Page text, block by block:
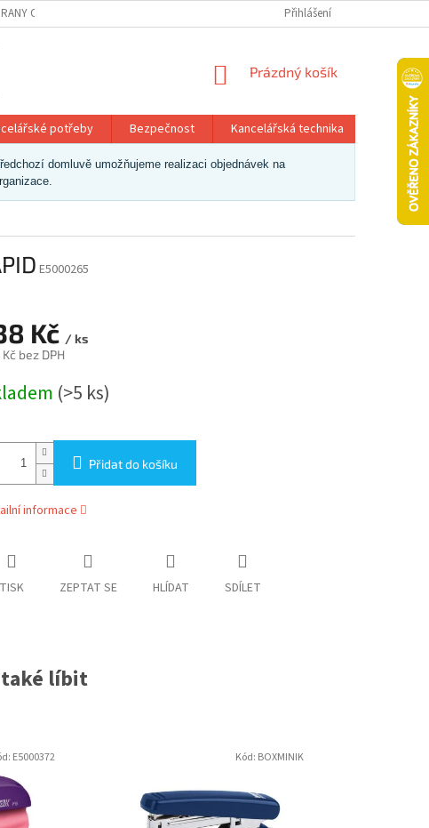
OSOBNÍCH ÚDAJŮ Přihlášení
NÁKUPNÍ
Prázdný košík
potřeby Bezpečnost Kancelářská technika Papír a
domluvě umožňujeme realizaci objednávek na
E5000265
Kč / ks
Kč bez DPH
(>5 ks)
Přidat do košíku
informace
TISK ZEPTAT SE HLÍDAT SDÍLET
také líbit
E5000372 Kód: BOXMINIK